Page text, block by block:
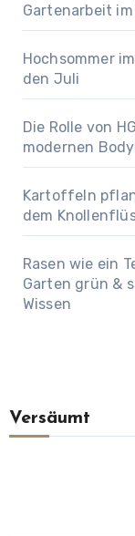
Gartenarbeit
Hochsommer
den Juli
Die Rolle von
modernen
Kartoffeln
dem
Rasen wie ein
Garten grün &
Wissen
Versäumt